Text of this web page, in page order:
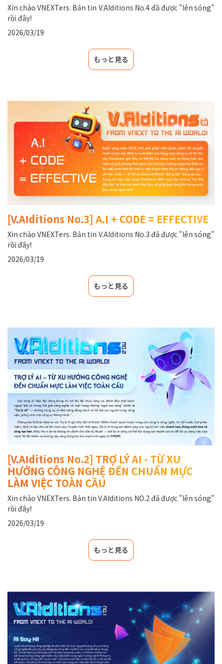
Xin chào VNEXTers. Bản tin V.AIditions No.4 đã được "lên sóng"
rồi đây!
2026/03/19
もっと見る
[V.AIditions No.3] A.I + CODE = EFFECTIVE
Xin chào VNEXTers. Bản tin V.AIditions No.3 đã được "lên sóng"
rồi đây!
2026/03/19
もっと見る
[V.AIditions No.2] TRỢ LÝ AI - TỪ XU
HƯỚNG CÔNG NGHỆ ĐẾN CHUẨN MỰC
LÀM VIỆC TOÀN CẦU
Xin chào VNEXTers. Bản tin V.AIditions NO.2 đã được "lên sóng"
rồi đây!
2026/03/19
もっと見る